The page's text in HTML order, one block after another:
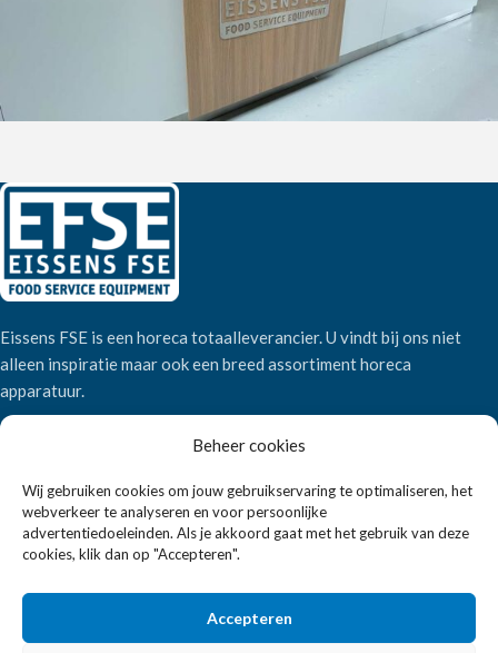
Beheer cookies
Wij gebruiken cookies om jouw gebruikservaring te optimaliseren, het
webverkeer te analyseren en voor persoonlijke
advertentiedoeleinden. Als je akkoord gaat met het gebruik van deze
cookies, klik dan op "Accepteren".
Accepteren
Eissens FSE is een horeca totaalleverancier. U vindt bij ons niet
alleen inspiratie maar ook een breed assortiment horeca
apparatuur.
Telefoon:+31 6 2708 6347
E-mail:verkoop@eissensfse.nl
KLANTENSERVICE
Over ons